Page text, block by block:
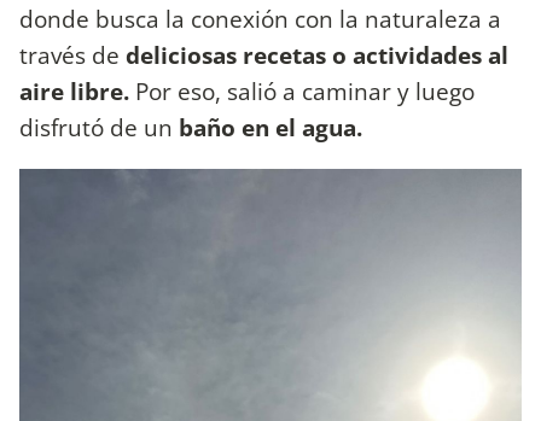
donde busca la conexión con la naturaleza a
través de deliciosas recetas o actividades al
aire libre. Por eso, salió a caminar y luego
disfrutó de un baño en el agua.